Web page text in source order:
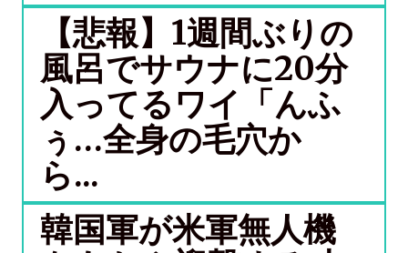
【悲報】1週間ぶりの
風呂でサウナに20分
入ってるワイ「んふ
ぅ…全身の毛穴か
ら...
韓国軍が米軍無人機